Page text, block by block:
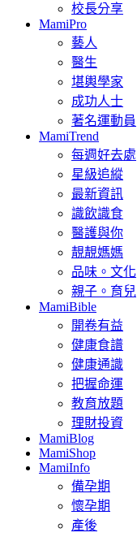
校長分享
MamiPro
藝人
醫生
堪輿學家
成功人士
著名運動員
MamiTrend
每週好去處
星級追縱
最新資訊
識飲識食
醫護與你
靚靚媽媽
品味。文化
親子。育兒
MamiBible
開卷有益
健康食譜
健康通識
把握命運
教育放題
理財投資
MamiBlog
MamiShop
MamiInfo
備孕期
懷孕期
產後